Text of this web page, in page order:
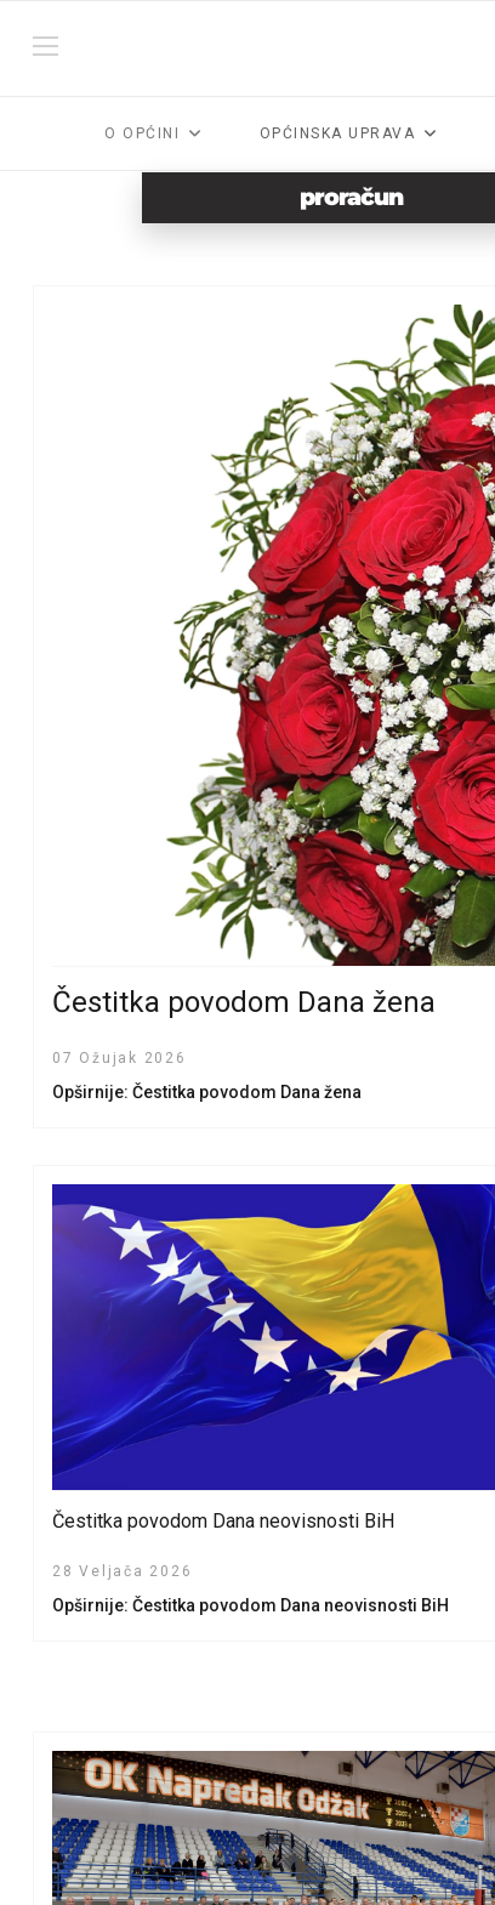
O OPĆINI OPĆINSKA UPRAVA
proračun
Čestitka povodom Dana žena
07 Ožujak 2026
Opširnije: Čestitka povodom Dana žena
Čestitka povodom Dana neovisnosti BiH
28 Veljača 2026
Opširnije: Čestitka povodom Dana neovisnosti BiH